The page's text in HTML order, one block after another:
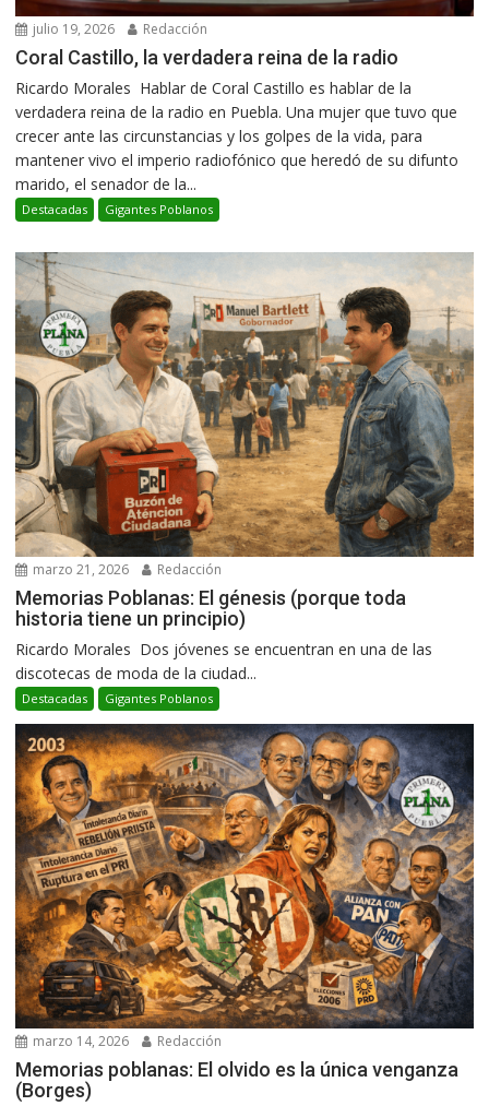
julio 19, 2026 Redacción
Coral Castillo, la verdadera reina de la radio
Ricardo Morales Hablar de Coral Castillo es hablar de la
verdadera reina de la radio en Puebla. Una mujer que tuvo que
crecer ante las circunstancias y los golpes de la vida, para
mantener vivo el imperio radiofónico que heredó de su difunto
marido, el senador de la...
Destacadas Gigantes Poblanos
marzo 21, 2026 Redacción
Memorias Poblanas: El génesis (porque toda
historia tiene un principio)
Ricardo Morales Dos jóvenes se encuentran en una de las
discotecas de moda de la ciudad...
Destacadas Gigantes Poblanos
marzo 14, 2026 Redacción
Memorias poblanas: El olvido es la única venganza
(Borges)